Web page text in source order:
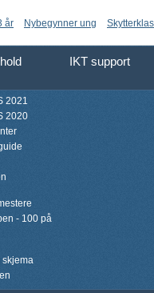
år Nybegynner ung
IKT support
2021
2020
- 100 på
skjema